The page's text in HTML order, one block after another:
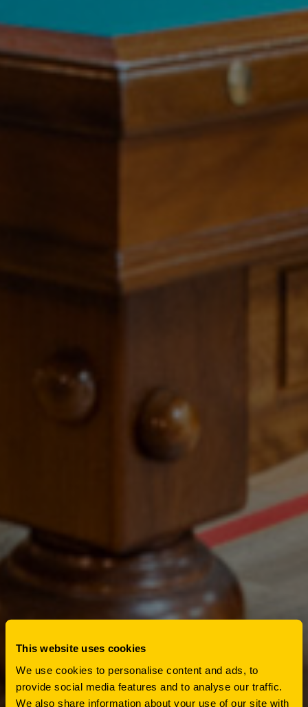
This website uses cookies
We use cookies to personalise content and ads, to
provide social media features and to analyse our traffic.
We also share information about your use of our site with